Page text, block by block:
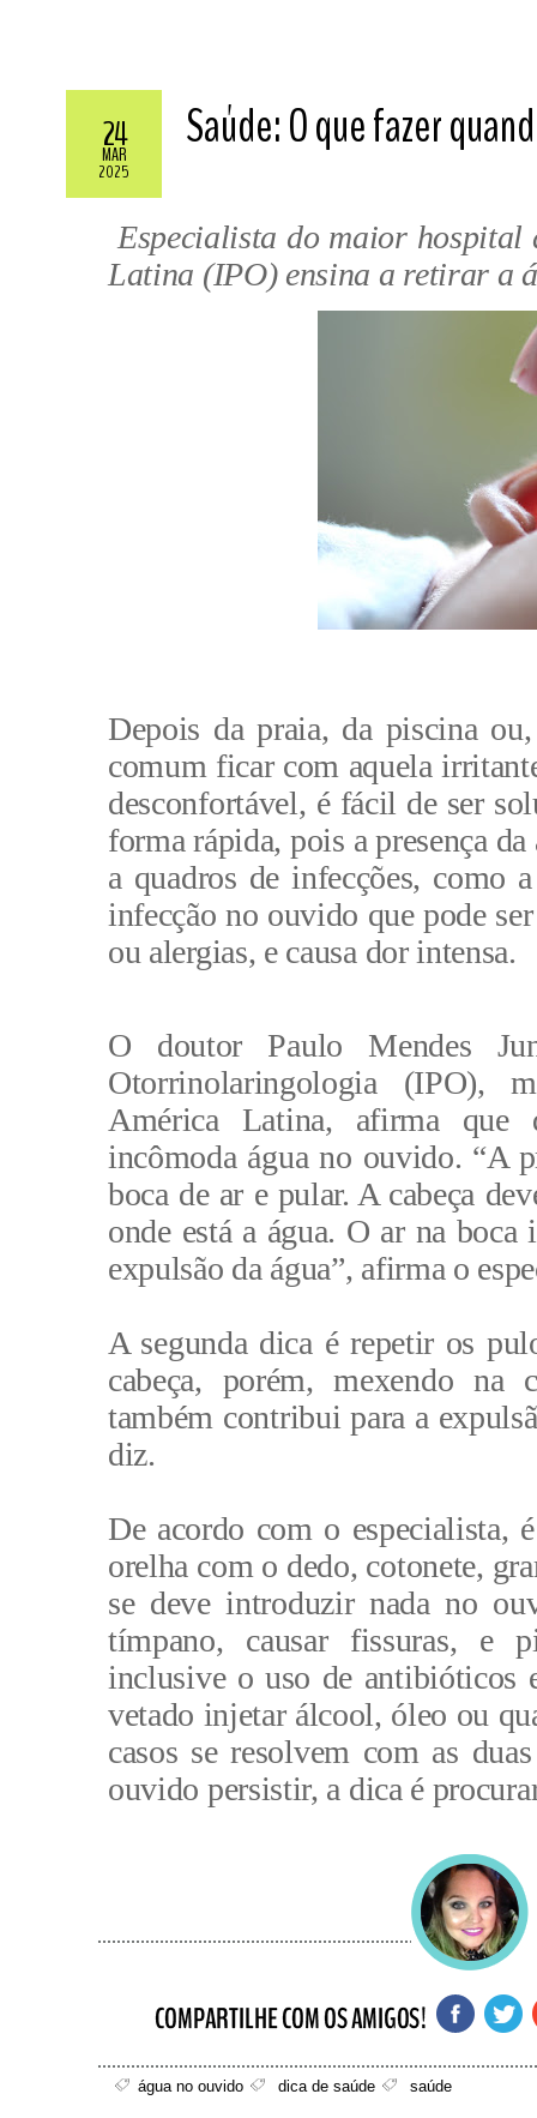
24
MAR
2025
Saúde: O que fazer
Especialista do maior
Latina (IPO) ensina a retirar a
Depois da praia, da piscina
comum ficar com aquela
desconfortável, é fácil de ser
forma rápida, pois a presença
a quadros de infecções, como
infecção no ouvido que pode
ou alergias, e causa dor intensa.
O doutor Paulo Mendes
Otorrinolaringologia (IPO),
América Latina, afirma que
incômoda água no ouvido. “A
boca de ar e pular. A cabeça
onde está a água. O ar na boca
expulsão da água”, afirma o
A segunda dica é repetir os
cabeça, porém, mexendo na
também contribui para a
diz.
De acordo com o especialista,
orelha com o dedo, cotonete,
se deve introduzir nada no
tímpano, causar fissuras, e
inclusive o uso de antibióticos
vetado injetar álcool, óleo ou
casos se resolvem com as
ouvido persistir, a dica é
água no ouvido dica de saúde saúde